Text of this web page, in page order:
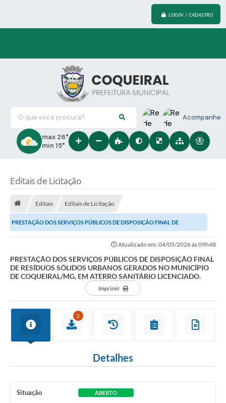
LOGIN / CADASTRO
O que voce procura? Acompanhe
max 26°
min 15°
Editais de Licitação
Editais Editais de Licitação
PRESTAÇÃO DOS SERVIÇOS PÚBLICOS DE DISPOSIÇÃO FINAL DE
RESÍDUOS SÓLIDOS URBANOS GERADOS NO MUNICÍPIO DE...
Atualizado em: 04/05/2026 às 09h48
PRESTAÇÃO DOS SERVIÇOS PÚBLICOS DE DISPOSIÇÃO FINAL
DE RESÍDUOS SÓLIDOS URBANOS GERADOS NO MUNICÍPIO
DE COQUEIRAL/MG, EM ATERRO SANITÁRIO LICENCIADO.
Imprimir
2
Detalhes
Situação ABERTO